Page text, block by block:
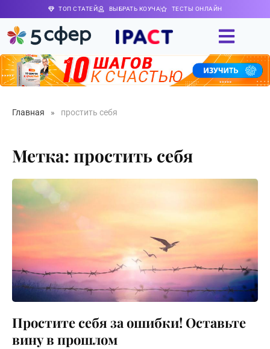
ТОП СТАТЕЙ ВЫБРАТЬ КОУЧА ТЕСТЫ ОНЛАЙН
Главная » простить себя
Метка: простить себя
Простите себя за ошибки! Оставьте
вину в прошлом